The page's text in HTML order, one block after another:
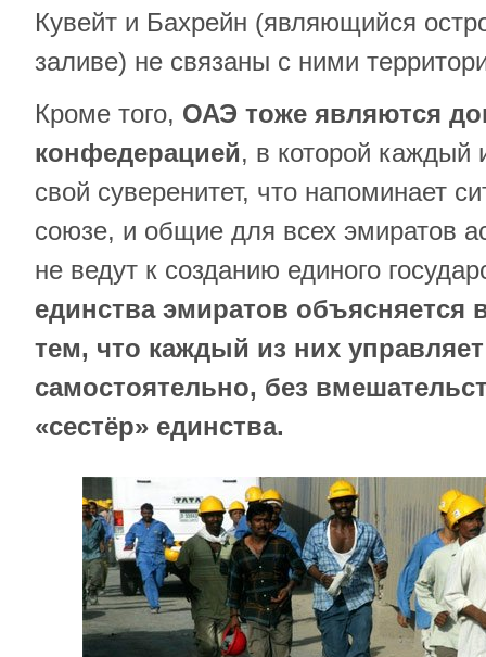
Кувейт и Бахрейн (являющийся
заливе) не связаны с ними
Кроме того, ОАЭ тоже являются
конфедерацией, в которой каждый
свой суверенитет, что напоминает
союзе, и общие для всех эмиратов
не ведут к созданию единого
единства эмиратов объясняется
тем, что каждый из них
самостоятельно, без
«сестёр» единства.